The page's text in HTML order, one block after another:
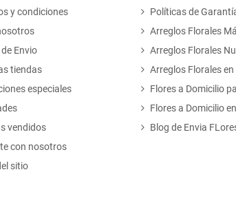
y condiciones
Envio
tiendas
especiales
vendidos
con nosotros
sitio
Políticas de
Arreglos Florales
Arreglos Florales
Arreglos Florales
Flores a Domicilio
Flores a Domicilio
Blog de Envia